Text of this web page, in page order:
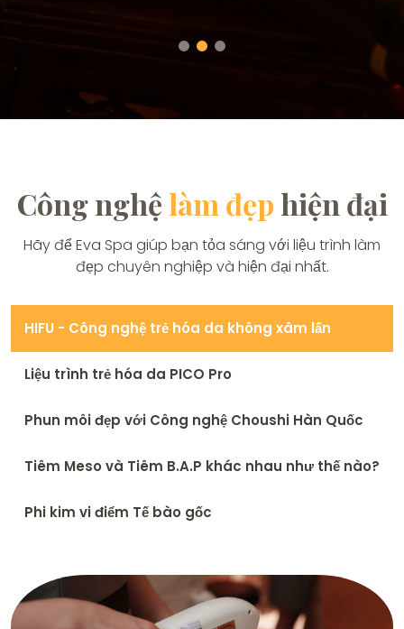
Công nghệ làm đẹp hiện đại
Hãy để Eva Spa giúp bạn tỏa sáng với liệu trình làm
đẹp chuyên nghiệp và hiện đại nhất.
HIFU - Công nghệ trẻ hóa da không xâm lấn
Liệu trình trẻ hóa da PICO Pro
Phun môi đẹp với Công nghệ Choushi Hàn Quốc
Tiêm Meso và Tiêm B.A.P khác nhau như thế nào?
Phi kim vi điểm Tế bào gốc